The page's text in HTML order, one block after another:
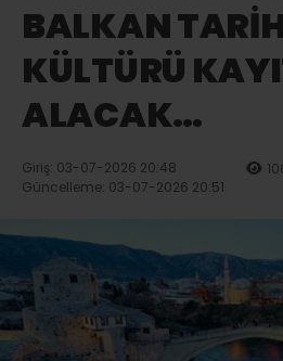
BALKAN
KÜLTÜRÜ
ALACAK…
Giriş: 03-07-2026 20:48
Güncelleme: 03-07-2026 20:51